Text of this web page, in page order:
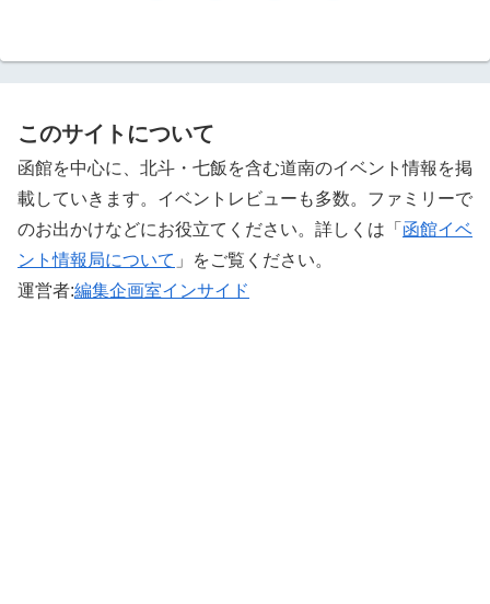
このサイトについて
函館を中心に、北斗・七飯を含む道南のイベント情報を掲
載していきます。イベントレビューも多数。ファミリーで
のお出かけなどにお役立てください。詳しくは「 函館イベ
ント情報局について 」をご覧ください。 ‎
運営者:編集企画室インサイド